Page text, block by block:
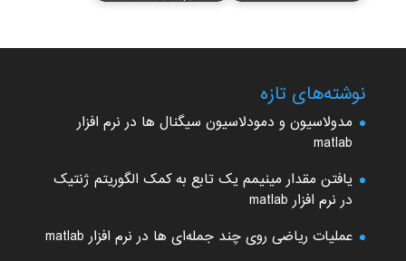
نوشته‌های تازه
مدولاسیون و دمودلاسیون سیگنال ها در نرم افزار
matlab
یافتن مقدار مینیمم یک تابع به کمک الگوریتم ژنتیک
در نرم افزار matlab
عملیات ریاضی روی چند جمله‌ای ها در نرم افزار matlab